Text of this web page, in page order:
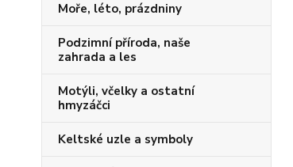
Moře, léto, prázdniny
Podzimní příroda, naše
zahrada a les
Motýli, včelky a ostatní
hmyzáčci
Keltské uzle a symboly